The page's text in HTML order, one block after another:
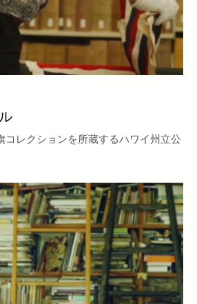
コレクションを所蔵するハワイ州立公